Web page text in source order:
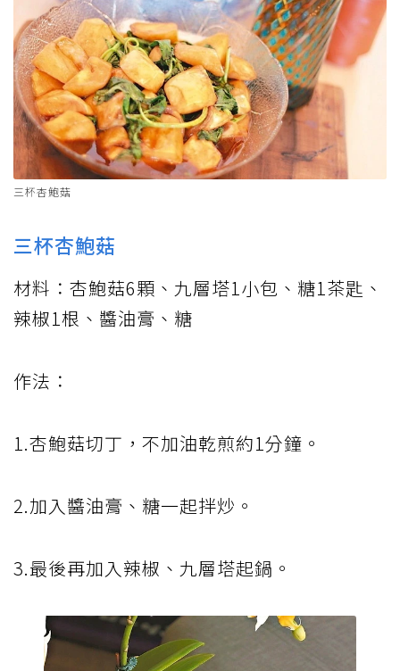
三杯杏鮑菇
三杯杏鮑菇
材料：杏鮑菇6顆、九層塔1小包、糖1茶匙、
辣椒1根、醬油膏、糖
作法：
1.杏鮑菇切丁，不加油乾煎約1分鐘。
2.加入醬油膏、糖一起拌炒。
3.最後再加入辣椒、九層塔起鍋。